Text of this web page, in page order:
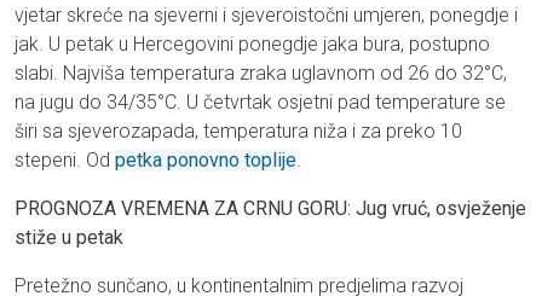
vjetar skreće na sjeverni i sjeveroistočni umjeren, ponegdje i
jak. U petak u Hercegovini ponegdje jaka bura, postupno
slabi. Najviša temperatura zraka uglavnom od 26 do 32°C,
na jugu do 34/35°C. U četvrtak osjetni pad temperature se
širi sa sjeverozapada, temperatura niža i za preko 10
stepeni. Od petka ponovno toplije.
PROGNOZA VREMENA ZA CRNU GORU: Jug vruć, osvježenje
stiže u petak
Pretežno sunčano, u kontinentalnim predjelima razvoj